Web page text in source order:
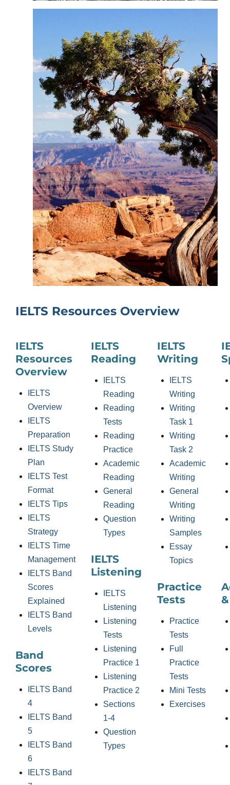
IELTS Resources Overview
IELTS
Resources
Overview
IELTS
Overview
IELTS
Preparation
IELTS Study
Plan
IELTS Test
Format
IELTS Tips
IELTS
Strategy
IELTS Time
Management
IELTS Band
Scores
Explained
IELTS Band
Levels
Band
Scores
IELTS Band
4
IELTS Band
5
IELTS Band
6
IELTS Band
IELTS
Reading
IELTS
Reading
Reading
Tests
Reading
Practice
Academic
Reading
General
Reading
Question
Types
IELTS
Listening
IELTS
Listening
Listening
Tests
Listening
Practice 1
Listening
Practice 2
Sections
1-4
Question
Types
IELTS
Writing
IELTS
Writing
Writing
Task 1
Writing
Task 2
Academic
Writing
General
Writing
Writing
Samples
Essay
Topics
Practice
Tests
Practice
Tests
Full
Practice
Tests
Mini Tests
Exercises